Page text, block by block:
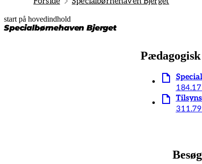
start på hovedindhold
Specialbørnehaven Bjerget
senest opdateret 19. februar 2026